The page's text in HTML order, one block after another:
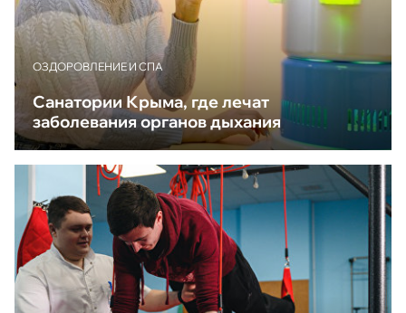
ОЗДОРОВЛЕНИЕ И СПА
Санатории Крыма, где лечат
заболевания органов дыхания